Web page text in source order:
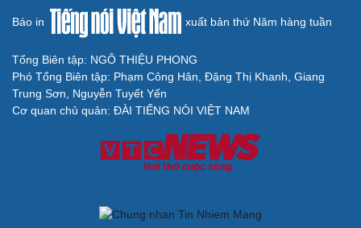
Báo in xuất bản thứ Năm hàng tuần
Tổng Biên tập: NGÔ THIỆU PHONG
Phó Tổng Biên tập: Phạm Công Hân, Đặng Thị Khanh, Giang
Trung Sơn, Nguyễn Tuyết Yến
Cơ quan chủ quản: ĐÀI TIẾNG NÓI VIỆT NAM